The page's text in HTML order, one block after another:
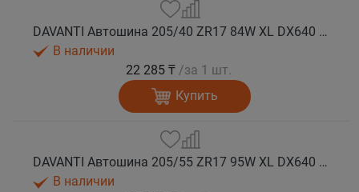
DAVANTI Автошина 205/40 ZR17 84W XL DX640 RPR лето
В наличии
22 285 ₸ /за 1 шт.
Купить
DAVANTI Автошина 205/55 ZR17 95W XL DX640 RPR лето (Таиланд)
В наличии